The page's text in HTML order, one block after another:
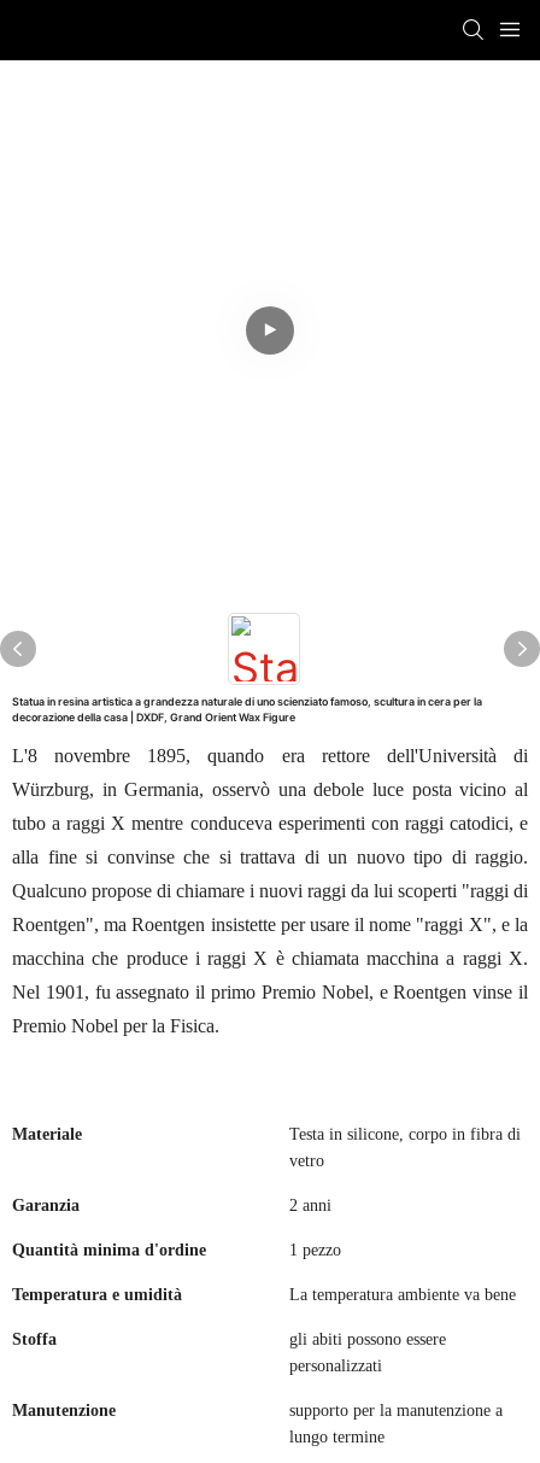
Statua in resina artistica a grandezza naturale di uno scienziato famoso, scultura in cera per la
decorazione della casa | DXDF, Grand Orient Wax Figure
L'8 novembre 1895, quando era rettore dell'Università di
Würzburg, in Germania, osservò una debole luce posta vicino al
tubo a raggi X mentre conduceva esperimenti con raggi catodici, e
alla fine si convinse che si trattava di un nuovo tipo di raggio.
Qualcuno propose di chiamare i nuovi raggi da lui scoperti "raggi di
Roentgen", ma Roentgen insistette per usare il nome "raggi X", e la
macchina che produce i raggi X è chiamata macchina a raggi X.
Nel 1901, fu assegnato il primo Premio Nobel, e Roentgen vinse il
Premio Nobel per la Fisica.
Materiale
Testa in silicone, corpo in fibra di
vetro
Garanzia 2 anni
Quantità minima d'ordine 1 pezzo
Temperatura e umidità La temperatura ambiente va bene
Stoffa
gli abiti possono essere
personalizzati
Manutenzione
supporto per la manutenzione a
lungo termine